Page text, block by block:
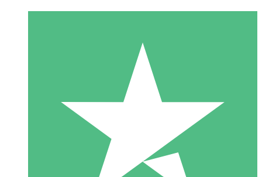
Paquetes de Créditos Individuales
Paga según el uso con créditos de descarga. Sin compromiso
10 00